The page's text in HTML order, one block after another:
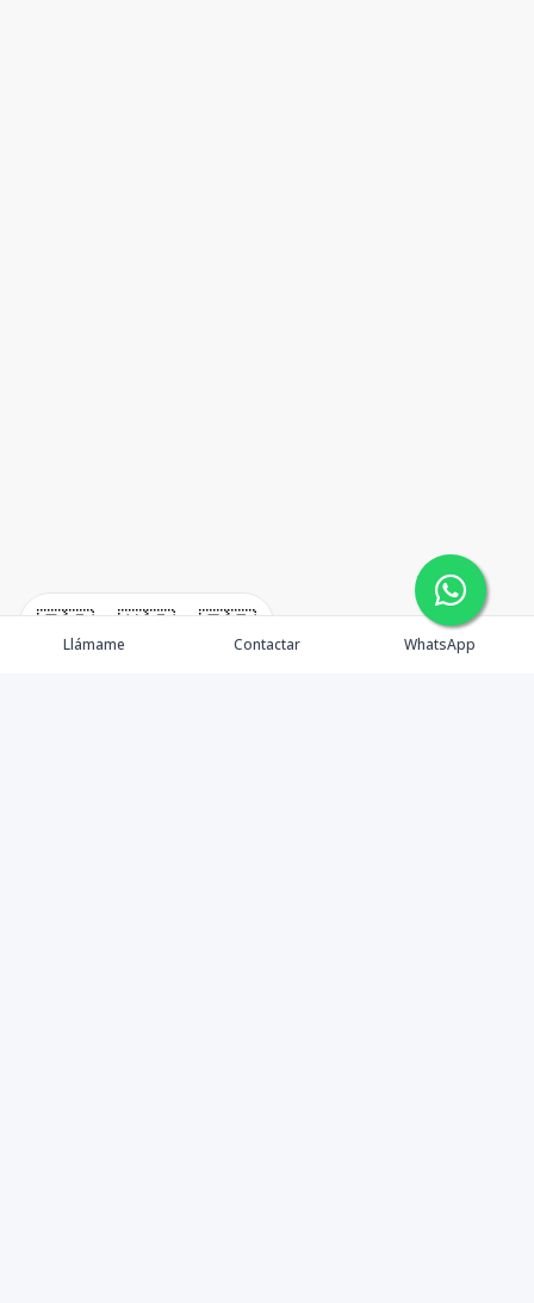
🇪🇸 🇺🇸 🇫🇷
Llámame Contactar WhatsApp